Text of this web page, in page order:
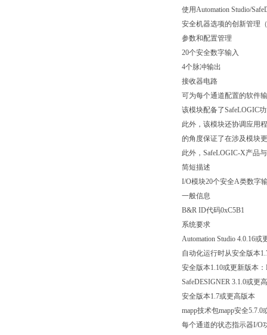
使用Automation Studio/
安全机器选项的创新管理
参数和配置管理
20个安全数字输入
4个脉冲输出
接收器电路
可为每个通道配置的软件
该模块配备了SafeLOGIC
此外，该模块还协调应用
的角度保证了在涉及模块
此外，SafeLOGIC-X产品
简短描述
I/O模块20个安全A类数字
一般信息
B&R ID代码0xC5B1
系统要求
Automation Studio 4.0.16或
自动化运行时从安全版本
安全版本1.10或更新版本
SafeDESIGNER 3.1.0或更
安全版本1.7或更高版本
mapp技术包mapp安全5.7.0
每个通道的状态指示器I/O